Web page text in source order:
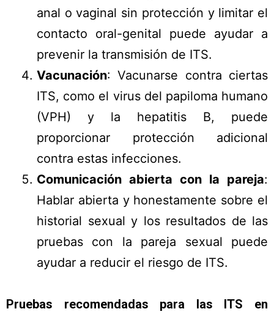
anal o vaginal sin protección y limitar el
contacto oral-genital puede ayudar a
prevenir la transmisión de ITS.
Vacunación: Vacunarse contra ciertas
ITS, como el virus del papiloma humano
(VPH) y la hepatitis B, puede
proporcionar protección adicional
contra estas infecciones.
Comunicación abierta con la pareja:
Hablar abierta y honestamente sobre el
historial sexual y los resultados de las
pruebas con la pareja sexual puede
ayudar a reducir el riesgo de ITS.
Pruebas recomendadas para las ITS en